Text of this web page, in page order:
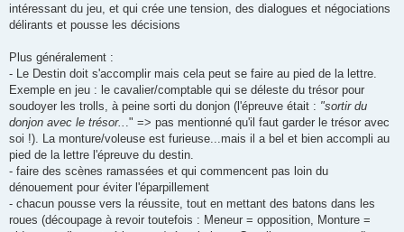
intéressant du jeu, et qui crée une tension, des dialogues et négociations
délirants et pousse les décisions
Plus généralement :
- Le Destin doit s'accomplir mais cela peut se faire au pied de la lettre.
Exemple en jeu : le cavalier/comptable qui se déleste du trésor pour
soudoyer les trolls, à peine sorti du donjon (l'épreuve était : "sortir du
donjon avec le trésor..
." => pas mentionné qu'il faut garder le trésor avec
soi !). La monture/voleuse est furieuse...mais il a bel et bien accompli au
pied de la lettre l'épreuve du destin.
- faire des scènes ramassées et qui commencent pas loin du
dénouement pour éviter l'éparpillement
- chacun pousse vers la réussite, tout en mettant des batons dans les
roues (découpage à revoir toutefois : Meneur = opposition, Monture =